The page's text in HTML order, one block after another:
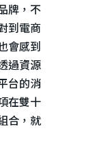
牌，不
到電商
會感到
過資源
台的消
在雙十
合，就